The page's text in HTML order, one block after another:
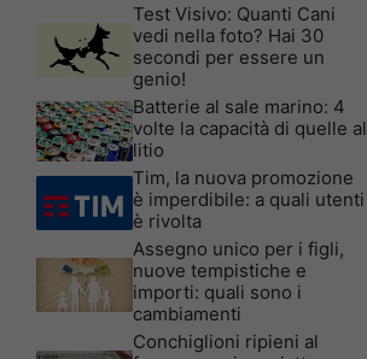
Test Visivo: Quanti Cani
vedi nella foto? Hai 30
secondi per essere un
genio!
Batterie al sale marino: 4
volte la capacità di quelle al
litio
Tim, la nuova promozione
è imperdibile: a quali utenti
è rivolta
Assegno unico per i figli,
nuove tempistiche e
importi: quali sono i
cambiamenti
Conchiglioni ripieni al